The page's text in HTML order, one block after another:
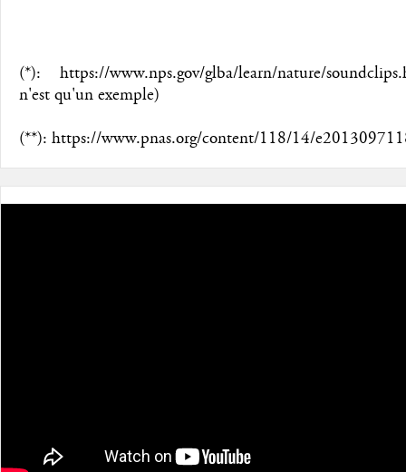
(*): https://www.nps.gov/glba/learn/nature/
n'est qu'un exemple)
(**): https://www.pnas.org/content/118/14/